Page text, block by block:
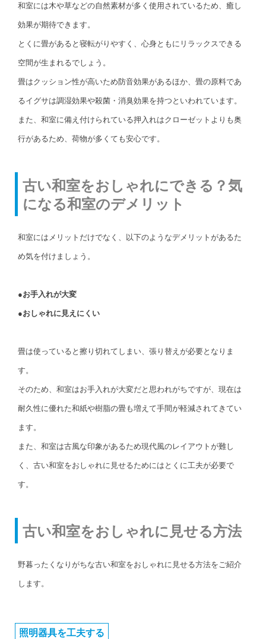
和室には木や草などの自然素材が多く使用されているため、癒し
効果が期待できます。
とくに畳があると寝転がりやすく、心身ともにリラックスできる
空間が生まれるでしょう。
畳はクッション性が高いため防音効果があるほか、畳の原料であ
るイグサは調湿効果や殺菌・消臭効果を持つといわれています。
また、和室に備え付けられている押入れはクローゼットよりも奥
行があるため、荷物が多くても安心です。
古い和室をおしゃれにできる？気
になる和室のデメリット
和室にはメリットだけでなく、以下のようなデメリットがあるた
め気を付けましょう。
●お手入れが大変
●おしゃれに見えにくい
畳は使っていると擦り切れてしまい、張り替えが必要となりま
す。
そのため、和室はお手入れが大変だと思われがちですが、現在は
耐久性に優れた和紙や樹脂の畳も増えて手間が軽減されてきてい
ます。
また、和室は古風な印象があるため現代風のレイアウトが難し
く、古い和室をおしゃれに見せるためにはとくに工夫が必要で
す。
古い和室をおしゃれに見せる方法
野暮ったくなりがちな古い和室をおしゃれに見せる方法をご紹介
します。
照明器具を工夫する